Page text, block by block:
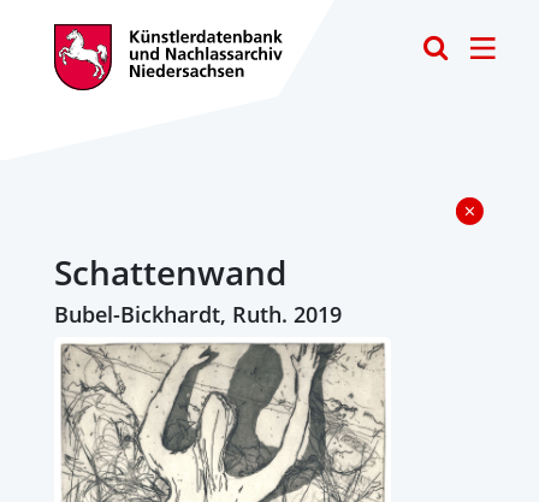
Schattenwand
Bubel-Bickhardt, Ruth. 2019